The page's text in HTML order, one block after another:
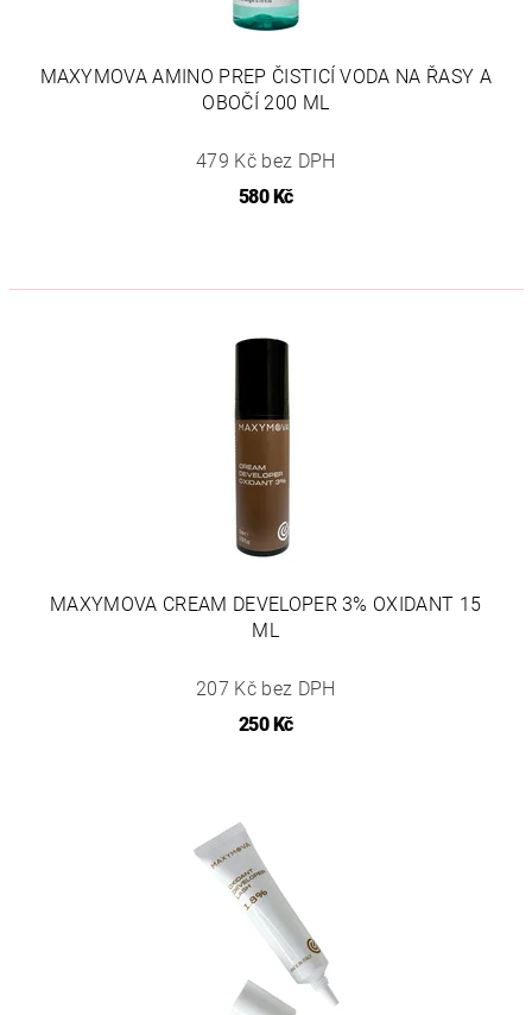
MAXYMOVA AMINO PREP ČISTICÍ VODA NA ŘASY A
OBOČÍ 200 ML
479 Kč bez DPH
580 Kč
MAXYMOVA CREAM DEVELOPER 3% OXIDANT 15
ML
207 Kč bez DPH
250 Kč